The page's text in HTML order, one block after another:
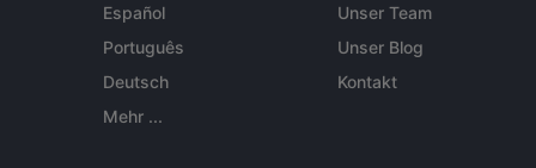
Español
Português
Deutsch
Mehr ...
Unser Team
Unser Blog
Kontakt